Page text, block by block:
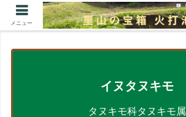
イヌタヌキモ
タヌキモ科タヌキモ属
メニュー